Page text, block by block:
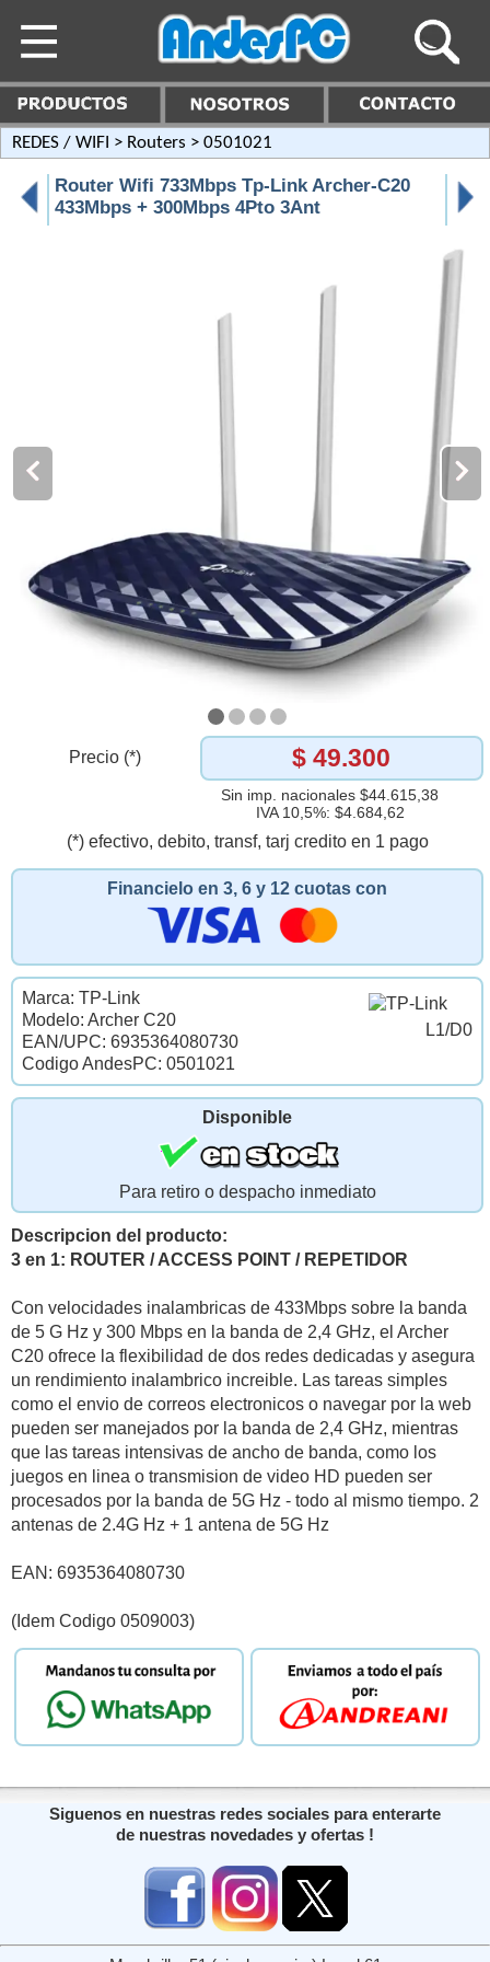
REDES / WIFI > Routers > 0501021
Router Wifi 733Mbps Tp-Link Archer-C20
433Mbps + 300Mbps 4Pto 3Ant
Precio (*) $ 49.300
Sin imp. nacionales $44.615,38
IVA 10,5%: $4.684,62
(*) efectivo, debito, transf, tarj credito en 1 pago
Financielo en 3, 6 y 12 cuotas con
L1/D0
Marca: TP-Link
Modelo: Archer C20
EAN/UPC: 6935364080730
Codigo AndesPC: 0501021
Disponible
Para retiro o despacho inmediato
Descripcion del producto:
3 en 1: ROUTER / ACCESS POINT / REPETIDOR
Con velocidades inalambricas de 433Mbps sobre la banda
de 5 G Hz y 300 Mbps en la banda de 2,4 GHz, el Archer
C20 ofrece la flexibilidad de dos redes dedicadas y asegura
un rendimiento inalambrico increible. Las tareas simples
como el envio de correos electronicos o navegar por la web
pueden ser manejados por la banda de 2,4 GHz, mientras
que las tareas intensivas de ancho de banda, como los
juegos en linea o transmision de video HD pueden ser
procesados por la banda de 5G Hz - todo al mismo tiempo. 2
antenas de 2.4G Hz + 1 antena de 5G Hz
EAN: 6935364080730
(Idem Codigo 0509003)
Siguenos en nuestras redes sociales para enterarte
de nuestras novedades y ofertas !